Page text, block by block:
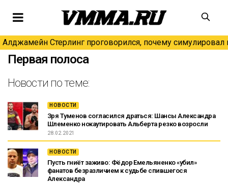
Алджамейн Стерлинг проговорился, почему симулировал
Первая полоса
Новости по теме:
НОВОСТИ
Зря Туменов согласился драться: Шансы Александра
Шлеменко нокаутировать Альберта резко возросли
28.02.2021
НОВОСТИ
Пусть гниёт заживо: Фёдор Емельяненко «убил»
фанатов безразличием к судьбе спившегося
Александра